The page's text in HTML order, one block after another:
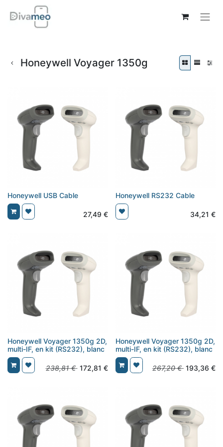
Honeywell Voyager 1350g
Honeywell USB Cable
27,49 €
Honeywell RS232 Cable
34,21 €
Honeywell Voyager 1350g 2D,
multi-IF, en kit (RS232), blanc
238,81€ 172,81 €
Honeywell Voyager 1350g 2D,
multi-IF, en kit (RS232), blanc
267,20€ 193,36 €